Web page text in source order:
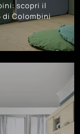
scopri il
di Colombini